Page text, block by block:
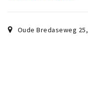
Oude Bredaseweg 25,